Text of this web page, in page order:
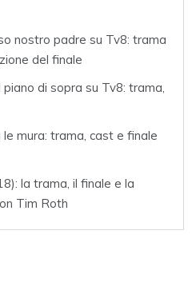
nostro padre su Tv8: trama
del finale
di sopra su Tv8: trama,
mura: trama, cast e finale
la trama, il finale e la
Tim Roth